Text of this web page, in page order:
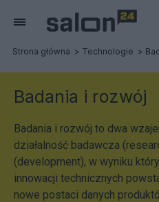
Strona główna Technologie
Badania i rozwój
Badania i rozwój to dwa
działalność badawcza
(development), w wyniku
innowacji technicznych
nowe postaci danych